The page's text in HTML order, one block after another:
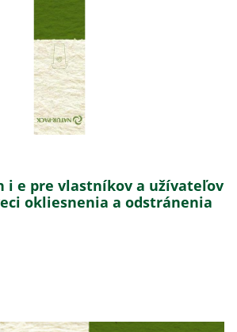
i e pre vlastníkov a užívateľov
okliesnenia a odstránenia